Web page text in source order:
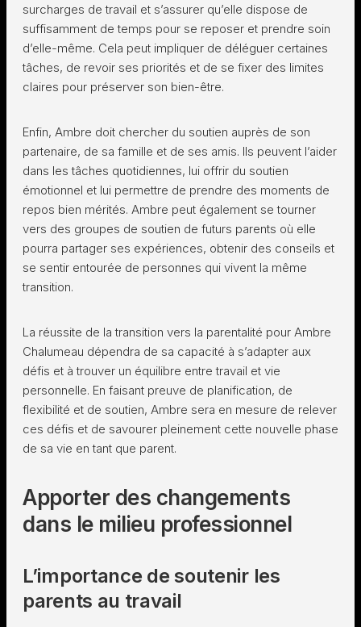
surcharges de travail et s’assurer qu’elle dispose de
suffisamment de temps pour se reposer et prendre soin
d’elle-même. Cela peut impliquer de déléguer certaines
tâches, de revoir ses priorités et de se fixer des limites
claires pour préserver son bien-être.
Enfin, Ambre doit chercher du soutien auprès de son
partenaire, de sa famille et de ses amis. Ils peuvent l’aider
dans les tâches quotidiennes, lui offrir du soutien
émotionnel et lui permettre de prendre des moments de
repos bien mérités. Ambre peut également se tourner
vers des groupes de soutien de futurs parents où elle
pourra partager ses expériences, obtenir des conseils et
se sentir entourée de personnes qui vivent la même
transition.
La réussite de la transition vers la parentalité pour Ambre
Chalumeau dépendra de sa capacité à s’adapter aux
défis et à trouver un équilibre entre travail et vie
personnelle. En faisant preuve de planification, de
flexibilité et de soutien, Ambre sera en mesure de relever
ces défis et de savourer pleinement cette nouvelle phase
de sa vie en tant que parent.
Apporter des changements
dans le milieu professionnel
L’importance de soutenir les
parents au travail